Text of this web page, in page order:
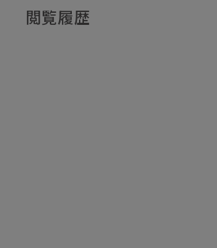
閲覧履歴